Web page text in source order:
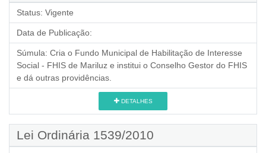
Status: Vigente
Data de Publicação:
Súmula: Cria o Fundo Municipal de Habilitação de Interesse
Social - FHIS de Mariluz e institui o Conselho Gestor do FHIS
e dá outras providências.
DETALHES
Lei Ordinária 1539/2010